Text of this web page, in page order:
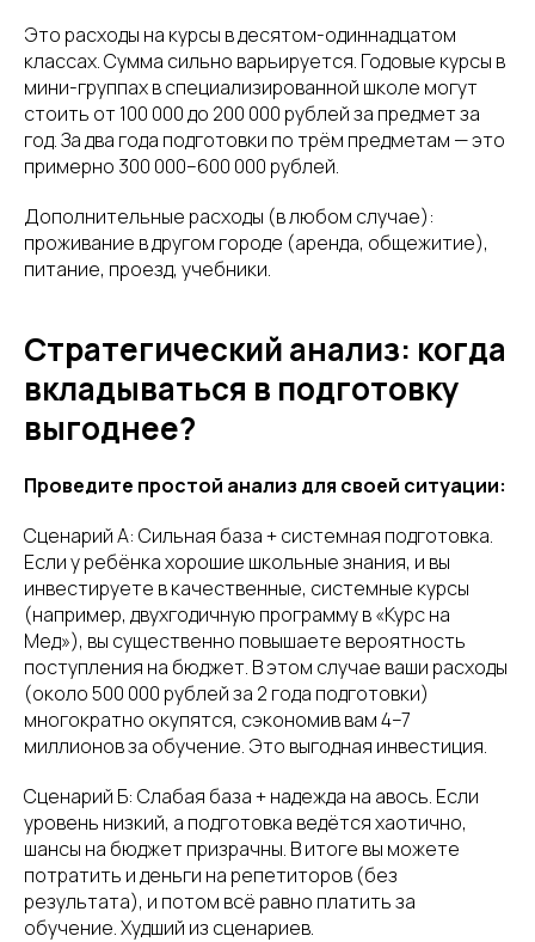
Это расходы на курсы в десятом-одиннадцатом
классах. Сумма сильно варьируется. Годовые курсы в
мини-группах в специализированной школе могут
стоить от 100 000 до 200 000 рублей за предмет за
год. За два года подготовки по трём предметам — это
примерно 300 000–600 000 рублей.
Дополнительные расходы (в любом случае):
проживание в другом городе (аренда, общежитие),
питание, проезд, учебники.
Стратегический анализ: когда
вкладываться в подготовку
выгоднее?
Проведите простой анализ для своей ситуации:
Сценарий А: Сильная база + системная подготовка.
Если у ребёнка хорошие школьные знания, и вы
инвестируете в качественные, системные курсы
(например, двухгодичную программу в «Курс на
Мед»), вы существенно повышаете вероятность
поступления на бюджет. В этом случае ваши расходы
(около 500 000 рублей за 2 года подготовки)
многократно окупятся, сэкономив вам 4–7
миллионов за обучение. Это выгодная инвестиция.
Сценарий Б: Слабая база + надежда на авось. Если
уровень низкий, а подготовка ведётся хаотично,
шансы на бюджет призрачны. В итоге вы можете
потратить и деньги на репетиторов (без
результата), и потом всё равно платить за
обучение. Худший из сценариев.